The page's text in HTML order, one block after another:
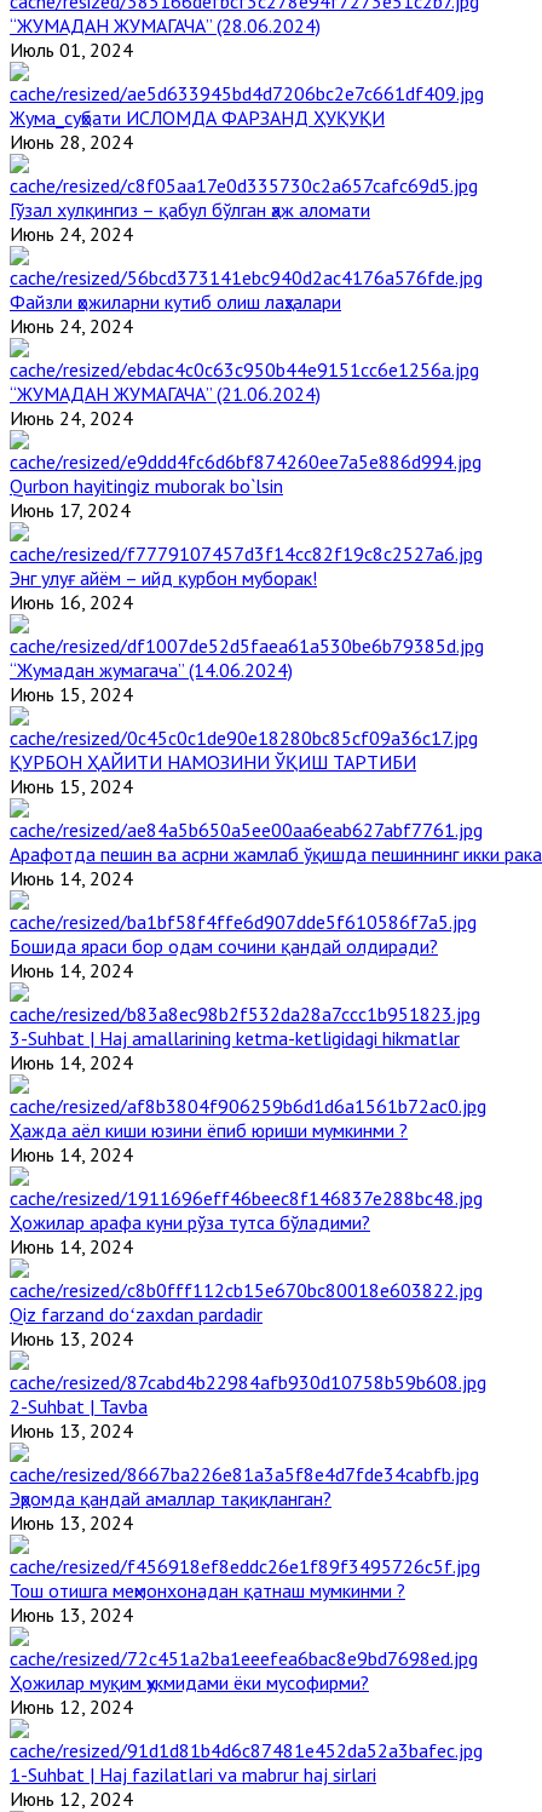
“ЖУМАДАН ЖУМАГАЧА” (28.06.2024)
Июль 01, 2024
Жума_суҳбати ИСЛОМДА ФАРЗАНД ҲУҚУҚИ
Июнь 28, 2024
Гўзал хулқингиз – қабул бўлган ҳаж аломати
Июнь 24, 2024
Файзли ҳожиларни кутиб олиш лаҳзалари
Июнь 24, 2024
“ЖУМАДАН ЖУМАГАЧА” (21.06.2024)
Июнь 24, 2024
Qurbon hayitingiz muborak bo`lsin
Июнь 17, 2024
Энг улуғ айём – ийд қурбон муборак!
Июнь 16, 2024
“Жумадан жумагача” (14.06.2024)
Июнь 15, 2024
ҚУРБОН ҲАЙИТИ НАМОЗИНИ ЎҚИШ ТАРТИБИ
Июнь 15, 2024
Арафотда пешин ва асрни жамлаб ўқишда пешиннинг икки
Июнь 14, 2024
Бошида яраси бор одам сочини қандай олдиради?
Июнь 14, 2024
3-Suhbat | Haj amallarining ketma-ketligidagi hikmatlar
Июнь 14, 2024
Ҳажда аёл киши юзини ёпиб юриши мумкинми ?
Июнь 14, 2024
Ҳожилар арафа куни рўза тутса бўладими?
Июнь 14, 2024
Qiz farzand doʻzaxdan pardadir
Июнь 13, 2024
2-Suhbat | Tavba
Июнь 13, 2024
Эҳромда қандай амаллар тақиқланган?
Июнь 13, 2024
Тош отишга меҳмонхонадан қатнаш мумкинми ?
Июнь 13, 2024
Ҳожилар муқим ҳукмидами ёки мусофирми?
Июнь 12, 2024
1-Suhbat | Haj fazilatlari va mabrur haj sirlari
Июнь 12, 2024